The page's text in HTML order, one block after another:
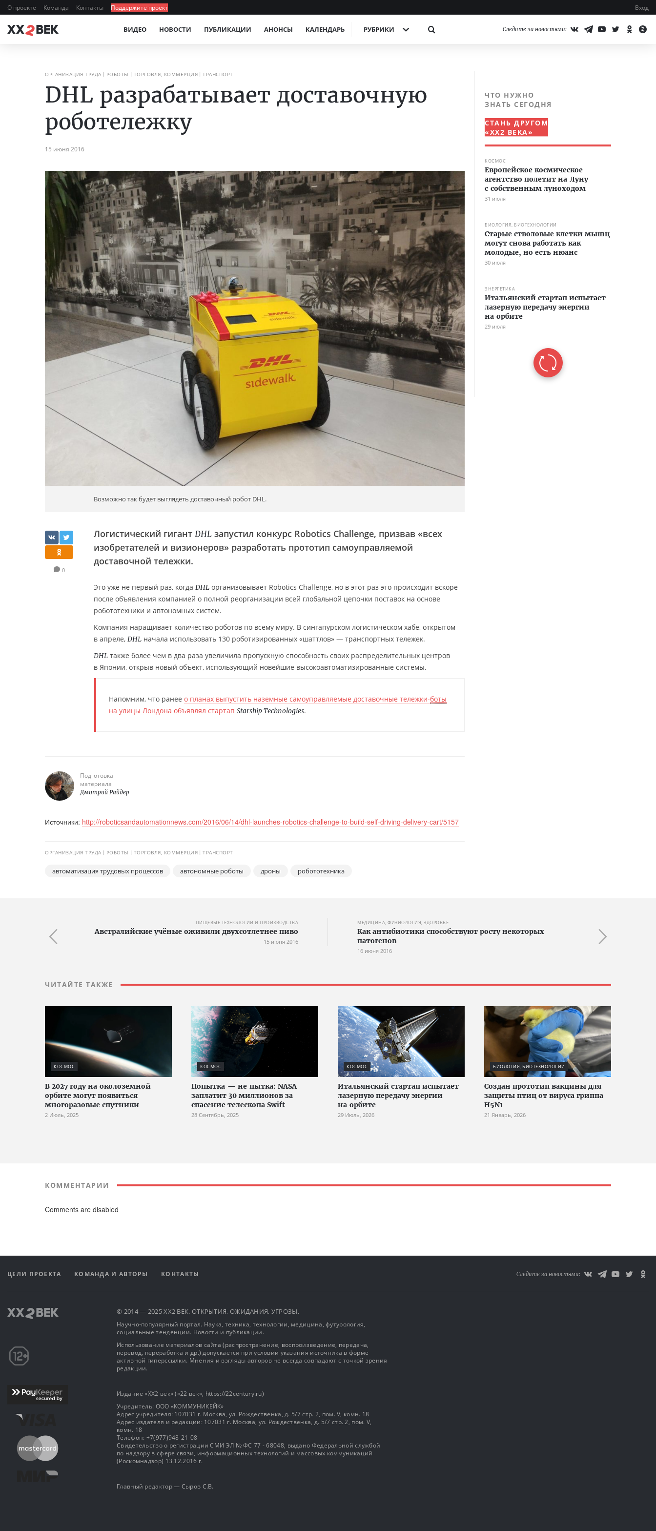
О проекте Команда Контакты Поддержите проект Вход
ВИДЕО НОВОСТИ ПУБЛИКАЦИИ АНОНСЫ КАЛЕНДАРЬ РУБРИКИ Следите за новостями:
ОРГАНИЗАЦИЯ ТРУДА РОБОТЫ ТОРГОВЛЯ, КОММЕРЦИЯ ТРАНСПОРТ
DHL разрабатывает доставочную
роботележку
15 июня 2016
Возможно так будет выглядеть доставочный робот DHL.
0
Логистический гигант DHL запустил конкурс Robotics Challenge, призвав «всех
изобретателей и визионеров» разработать прототип самоуправляемой
доставочной тележки.
Это уже не первый раз, когда DHL организовывает Robotics Challenge, но в этот раз это происходит вскоре
после объявления компанией о полной реорганизации всей глобальной цепочки поставок на основе
робототехники и автономных систем.
Компания наращивает количество роботов по всему миру. В сингапурском логистическом хабе, открытом
в апреле, DHL начала использовать 130 роботизированных «шаттлов» — транспортных тележек.
DHL также более чем в два раза увеличила пропускную способность своих распределительных центров
в Японии, открыв новый объект, использующий новейшие высокоавтоматизированные системы.
Напомним, что ранее о планах выпустить наземные самоуправляемые доставочные тележки-боты
на улицы Лондона объявлял стартап Starship Technologies.
Подготовка
материала
Дмитрий Райдер
Источники: http://roboticsandautomationnews.com/2016/06/14/dhl-launches-robotics-challenge-to-build-self-driving-delivery-cart/5157
ОРГАНИЗАЦИЯ ТРУДА РОБОТЫ ТОРГОВЛЯ, КОММЕРЦИЯ ТРАНСПОРТ
автоматизация трудовых процессов автономные роботы дроны робототехника
ЧТО НУЖНО
ЗНАТЬ СЕГОДНЯ
СТАНЬ ДРУГОМ
«XX2 ВЕКА»
КОСМОС
Европейское космическое
агентство полетит на Луну
с собственным луноходом
31 июля
БИОЛОГИЯ, БИОТЕХНОЛОГИИ
Старые стволовые клетки мышц
могут снова работать как
молодые, но есть нюанс
30 июля
ЭНЕРГЕТИКА
Итальянский стартап испытает
лазерную передачу энергии
на орбите
29 июля
ПИЩЕВЫЕ ТЕХНОЛОГИИ И ПРОИЗВОДСТВА
Австралийские учёные оживили двухсотлетнее пиво
15 июня 2016
МЕДИЦИНА, ФИЗИОЛОГИЯ, ЗДОРОВЬЕ
Как антибиотики способствуют росту некоторых
патогенов
16 июня 2016
ЧИТАЙТЕ ТАКЖЕ
КОСМОС
В 2027 году на околоземной
орбите могут появиться
многоразовые спутники
2 Июль, 2025
КОСМОС
Попытка — не пытка: NASA
заплатит 30 миллионов за
спасение телескопа Swift
28 Сентябрь, 2025
КОСМОС
Итальянский стартап испытает
лазерную передачу энергии
на орбите
29 Июль, 2026
БИОЛОГИЯ, БИОТЕХНОЛОГИИ
Создан прототип вакцины для
защиты птиц от вируса гриппа
H5N1
21 Январь, 2026
КОММЕНТАРИИ
Comments are disabled
ЦЕЛИ ПРОЕКТА КОМАНДА И АВТОРЫ КОНТАКТЫ Следите за новостями:
© 2014 — 2025 XX2 ВЕК. ОТКРЫТИЯ, ОЖИДАНИЯ, УГРОЗЫ.
Научно-популярный портал. Наука, техника, технологии, медицина, футурология,
социальные тенденции. Новости и публикации.
Использование материалов сайта (распространение, воспроизведение, передача,
перевод, переработка и др.) допускается при условии указания источника в форме
активной гиперссылки. Мнения и взгляды авторов не всегда совпадают с точкой зрения
редакции.
Издание «XX2 век» («22 век», https://22century.ru)
Учредитель: OOO «КОММУНИКЕЙК»
Адрес учредителя: 107031 г. Москва, ул. Рождественка, д. 5/7 стр. 2, пом. V, комн. 18
Адрес издателя и редакции: 107031 г. Москва, ул. Рождественка, д. 5/7 стр. 2, пом. V,
комн. 18
Телефон: +7(977)948-21-08
Свидетельство о регистрации СМИ ЭЛ № ФС 77 - 68048, выдано Федеральной службой
по надзору в сфере связи, информационных технологий и массовых коммуникаций
(Роскомнадзор) 13.12.2016 г.
Главный редактор — Сыров С.В.